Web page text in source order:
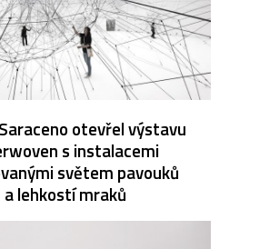
otevřel výstavu
s instalacemi
světem pavouků
a lehkostí mraků